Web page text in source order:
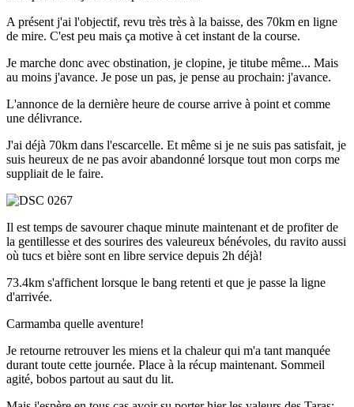
A présent j'ai l'objectif, revu très très à la baisse, des 70km en ligne
de mire. C'est peu mais ça motive à cet instant de la course.
Je marche donc avec obstination, je clopine, je titube même... Mais
au moins j'avance. Je pose un pas, je pense au prochain: j'avance.
L'annonce de la dernière heure de course arrive à point et comme
une délivrance.
J'ai déjà 70km dans l'escarcelle. Et même si je ne suis pas satisfait, je
suis heureux de ne pas avoir abandonné lorsque tout mon corps me
suppliait de le faire.
Il est temps de savourer chaque minute maintenant et de profiter de
la gentillesse et des sourires des valeureux bénévoles, du ravito aussi
où tucs et bière sont en libre service depuis 2h déjà!
73.4km s'affichent lorsque le bang retenti et que je passe la ligne
d'arrivée.
Carmamba quelle aventure!
Je retourne retrouver les miens et la chaleur qui m'a tant manquée
durant toute cette journée. Place à la récup maintenant. Sommeil
agité, bobos partout au saut du lit.